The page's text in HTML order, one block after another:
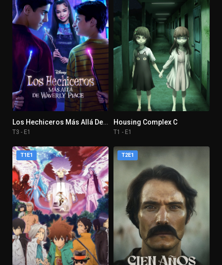
Los Hechiceros Más Allá De Waverly Place
T3 - E1
Housing Complex C
T1 - E1
T1E1 T2E1